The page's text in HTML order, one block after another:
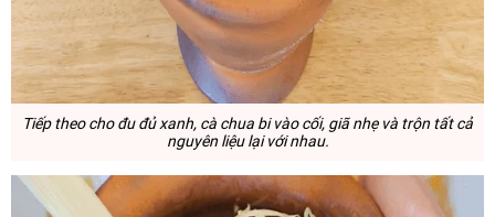
Tiếp theo cho đu đủ xanh, cà chua bi vào cối, giã nhẹ và trộn tất cả
nguyên liệu lại với nhau.